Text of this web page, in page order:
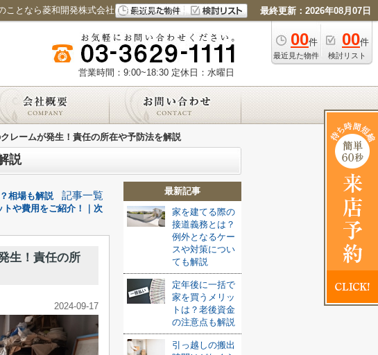
ことなら菱和開発株式会社におまかせください 最終更新：2026年08月07日
00件
最近見た物件
00件
検討リスト
営業時間：9:00~18:30 定休日：水曜日
レームが発生！責任の所在や予防法を解説
説
相場も解説 記事一覧
や費用をご紹介！｜次
生！責任の所
2024-09-17
最新記事
家を建てる際の
接道義務とは？
例外となるケー
スや対策につい
ても解説
定年後に一括で
家を買うメリッ
トは？老後資金
の注意点も解説
引っ越しの搬出